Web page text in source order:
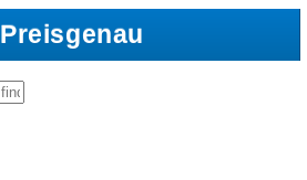
Preisgenau
Preisgenau
Preisgenau